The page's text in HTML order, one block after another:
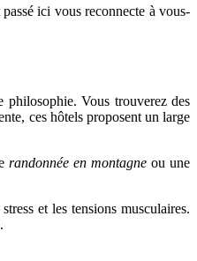
ici vous reconnecte à vous-
philosophie. Vous trouverez des
ces hôtels proposent un large
randonnée en montagne ou une
et les tensions musculaires.